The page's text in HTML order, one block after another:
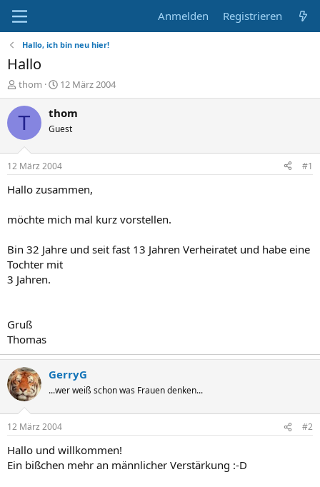
Anmelden Registrieren
Hallo, ich bin neu hier!
Hallo
E
r
s
e
r
thom
E
r
s
e
l
t
a
12 März 2004
T thom
Guest
12 März 2004 #1
Hallo zusammen,
möchte mich mal kurz vorstellen.
Bin 32 Jahre und seit fast 13 Jahren Verheiratet und habe eine
Tochter mit
3 Jahren.
Gruß
Thomas
GerryG
...wer weiß schon was Frauen denken...
12 März 2004 #2
Hallo und willkommen!
Ein bißchen mehr an männlicher Verstärkung :-D